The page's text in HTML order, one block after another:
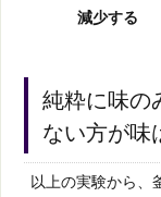
減少する
純粋に味の
ない方が味
以上の実験から、